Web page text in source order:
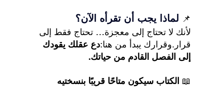
📌 لماذا يجب أن تقرأه الآن؟
لأنك لا تحتاج إلى معجزة… تحتاج فقط إلى
قرار.وقرارك يبدأ من هنا:دع عقلك يقودك
إلى الفصل القادم من حياتك.
📖 الكتاب سيكون متاحًا قريبًا بنسختيه